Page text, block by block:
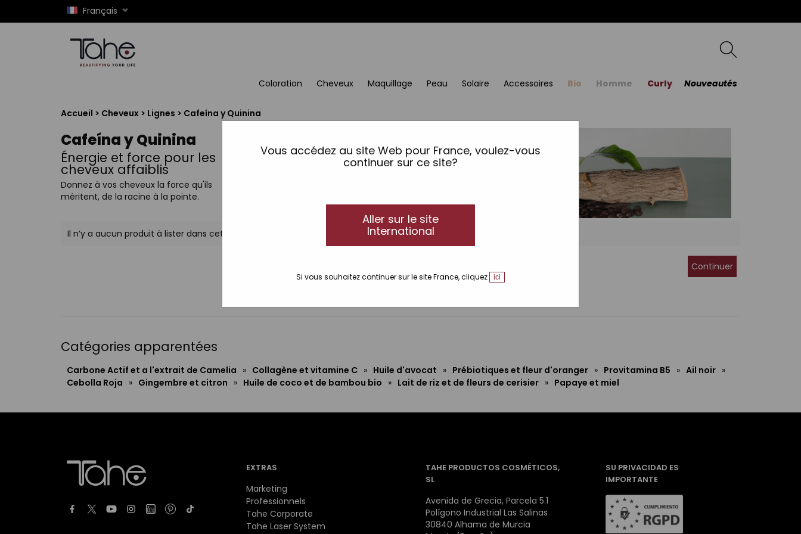
Vous accédez au site Web pour France, voulez-vous
continuer sur ce site?
Aller sur le site
International
Si vous souhaitez continuer sur le site France, cliquez ici
Français
Coloration Cheveux Maquillage Peau Solaire Accessoires Bio Homme Curly Nouveautés
Accueil > Cheveux > Lignes > Cafeína y Quinina
Cafeína y Quinina
Énergie et force pour les
cheveux affaiblis
Donnez à vos cheveux la force qu'ils
méritent, de la racine à la pointe.
Il n’y a aucun produit à lister dans cette catégorie.
Continuer
Catégories apparentées
Carbone Actif et a l'extrait de Camelia » Collagène et vitamine C » Huile d'avocat » Prébiotiques et fleur d'oranger » Provitamina B5 » Ail noir »
Cebolla Roja » Gingembre et citron » Huile de coco et de bambou bio » Lait de riz et de fleurs de cerisier » Papaye et miel
EXTRAS
Marketing
Professionnels
Tahe Corporate
Tahe Laser System
TAHE PRODUCTOS COSMÉTICOS,
SL
Avenida de Grecia, Parcela 5.1
Polígono Industrial Las Salinas
30840 Alhama de Murcia
SU PRIVACIDAD ES
IMPORTANTE